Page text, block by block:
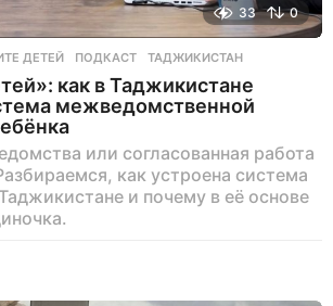
33 0
ДЕТЕЙ ,ПОДКАСТ ,ТАДЖИКИСТАН
как в Таджикистане
межведомственной
или согласованная работа
как устроена система
и почему в её основе